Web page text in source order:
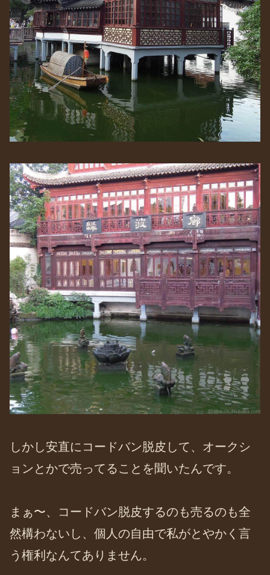
しかし安直にコードバン脱皮して、オークシ
ョンとかで売ってることを聞いたんです。
まぁ〜、コードバン脱皮するのも売るのも全
然構わないし、個人の自由で私がとやかく言
う権利なんてありません。